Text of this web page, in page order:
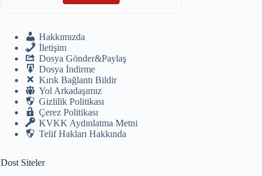
Hakkımızda
İletişim
Dosya Gönder&Paylaş
Dosya İndirme
Kırık Bağlantı Bildir
Yol Arkadaşımız
Gizlilik Politikası
Çerez Politikası
KVKK Aydınlatma Metni
Telif Hakları Hakkında
Dost Siteler